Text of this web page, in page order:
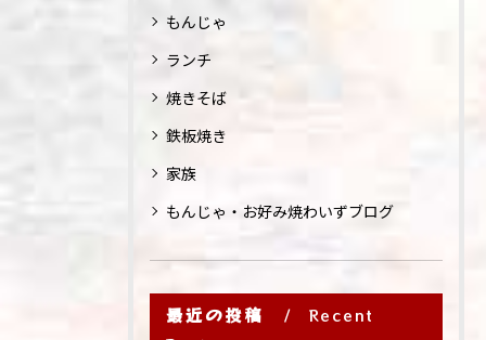
もんじゃ
ランチ
焼きそば
鉄板焼き
家族
もんじゃ・お好み焼わいずブログ
最近の投稿
Recent